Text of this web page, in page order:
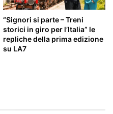
“Signori si parte – Treni
storici in giro per l’Italia” le
repliche della prima edizione
su LA7